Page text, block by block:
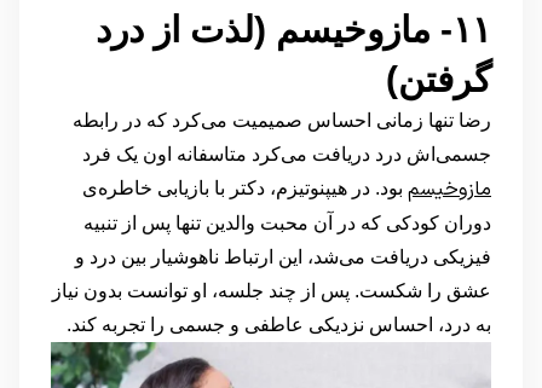
۱۱- مازوخیسم (لذت از درد
گرفتن)
رضا تنها زمانی احساس صمیمیت می‌کرد که در رابطه
جسمی‌اش درد دریافت می‌کرد متاسفانه اون یک فرد
مازوخیسم بود. در هیپنوتیزم، دکتر با بازیابی خاطره‌ی
دوران کودکی که در آن محبت والدین تنها پس از تنبیه
فیزیکی دریافت می‌شد، این ارتباط ناهوشیار بین درد و
عشق را شکست. پس از چند جلسه، او توانست بدون نیاز
به درد، احساس نزدیکی عاطفی و جسمی را تجربه کند.